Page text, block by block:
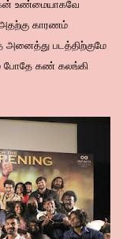
உண்மையாகவே
காரணம்
படத்திற்குமே
போதே கண் கலங்கி